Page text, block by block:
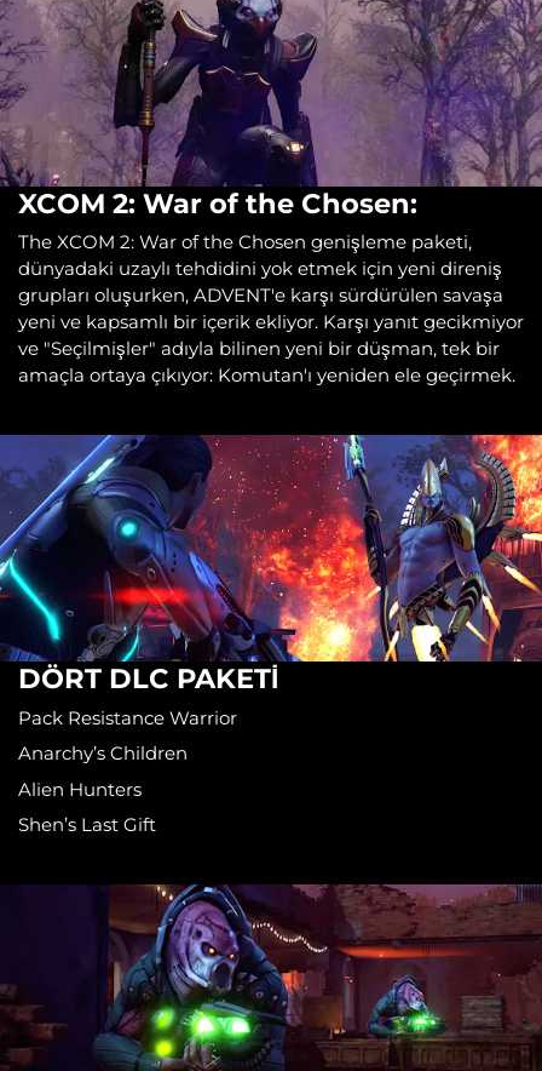
XCOM 2: War of the Chosen:
The XCOM 2: War of the Chosen genişleme paketi,
dünyadaki uzaylı tehdidini yok etmek için yeni direniş
grupları oluşurken, ADVENT'e karşı sürdürülen savaşa
yeni ve kapsamlı bir içerik ekliyor. Karşı yanıt gecikmiyor
ve "Seçilmişler" adıyla bilinen yeni bir düşman, tek bir
amaçla ortaya çıkıyor: Komutan'ı yeniden ele geçirmek.
DÖRT DLC PAKETİ
Pack Resistance Warrior
Anarchy’s Children
Alien Hunters
Shen’s Last Gift